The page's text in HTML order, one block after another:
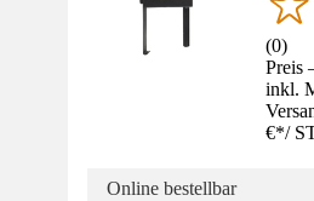
(0)
Preis
inkl.
€*/
Online bestellbar